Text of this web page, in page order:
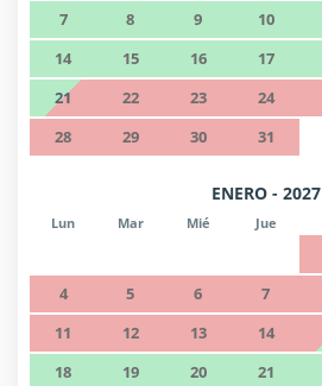
7
8 9 10
14
15 16 17
21
22 23 24
28
29 30 31
ENERO - 2027
Lun Mar Mié Jue
4
5 6 7
11
12 13 14
18
19 20 21